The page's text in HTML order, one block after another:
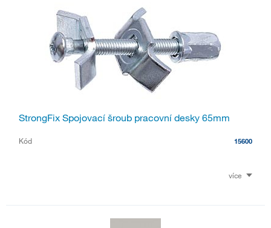
StrongFix Spojovací šroub pracovní desky 65mm
Kód 15600
více